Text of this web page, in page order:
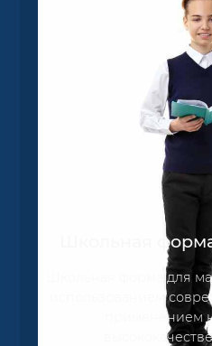
Школьная
Школьная форма для
использованием
применением